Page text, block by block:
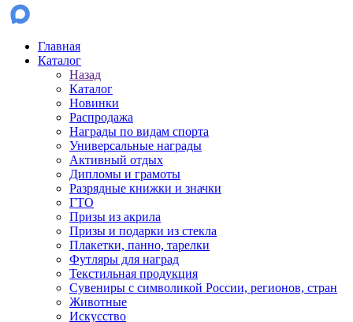
Главная
Каталог
Назад
Каталог
Новинки
Распродажа
Награды по видам спорта
Универсальные награды
Активный отдых
Дипломы и грамоты
Разрядные книжки и значки
ГТО
Призы из акрила
Призы и подарки из стекла
Плакетки, панно, тарелки
Футляры для наград
Текстильная продукция
Сувениры с символикой России, регионов, стран
Животные
Искусство